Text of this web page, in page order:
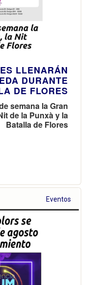
LLENARÁN
DURANTE
DE FLORES
semana la Gran
de la Punxà y la
Batalla de Flores
Eventos